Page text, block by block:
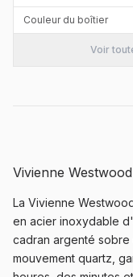
Couleur du boîtier
Voir
Vivienne
La Vivienne
en acier inoxydable
cadran argenté
mouvement quartz,